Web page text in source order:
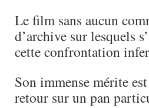
Le film sans aucun
d’archive sur lesquels
cette confrontation
Son immense mérite
retour sur un pan